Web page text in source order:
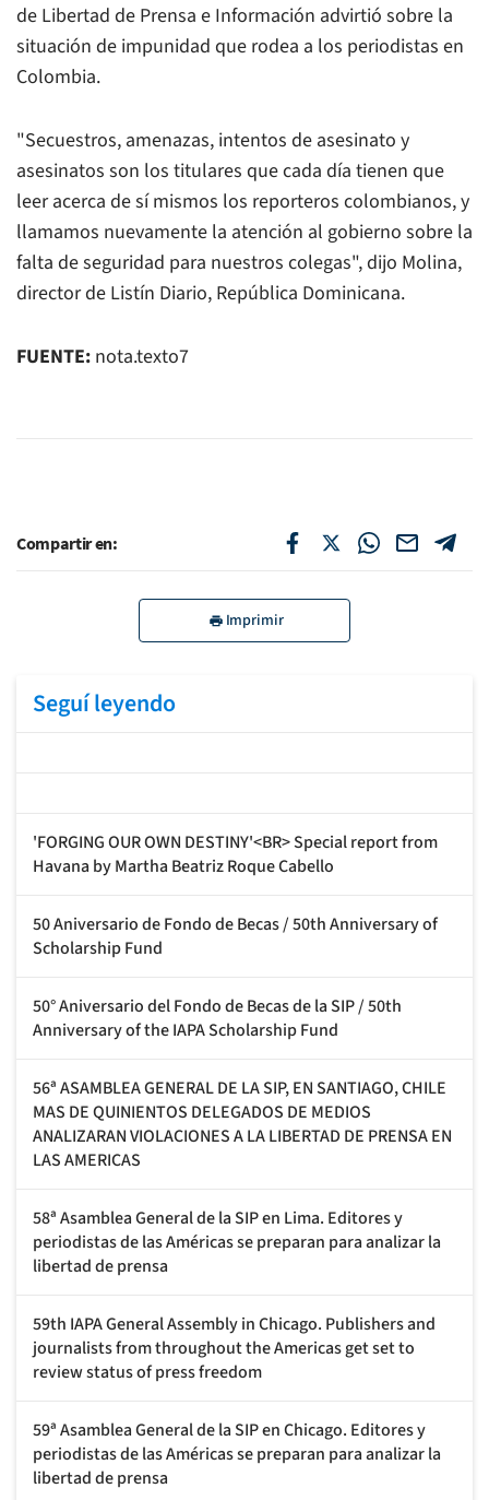
de Libertad de Prensa e Información advirtió sobre la
situación de impunidad que rodea a los periodistas en
Colombia.
"Secuestros, amenazas, intentos de asesinato y
asesinatos son los titulares que cada día tienen que
leer acerca de sí mismos los reporteros colombianos, y
llamamos nuevamente la atención al gobierno sobre la
falta de seguridad para nuestros colegas", dijo Molina,
director de Listín Diario, República Dominicana.
FUENTE: nota.texto7
Compartir en:
Imprimir
Seguí leyendo
'FORGING OUR OWN DESTINY'<BR> Special report from
Havana by Martha Beatriz Roque Cabello
50 Aniversario de Fondo de Becas / 50th Anniversary of
Scholarship Fund
50° Aniversario del Fondo de Becas de la SIP / 50th
Anniversary of the IAPA Scholarship Fund
56ª ASAMBLEA GENERAL DE LA SIP, EN SANTIAGO, CHILE
MAS DE QUINIENTOS DELEGADOS DE MEDIOS
ANALIZARAN VIOLACIONES A LA LIBERTAD DE PRENSA EN
LAS AMERICAS
58ª Asamblea General de la SIP en Lima. Editores y
periodistas de las Américas se preparan para analizar la
libertad de prensa
59th IAPA General Assembly in Chicago. Publishers and
journalists from throughout the Americas get set to
review status of press freedom
59ª Asamblea General de la SIP en Chicago. Editores y
periodistas de las Américas se preparan para analizar la
libertad de prensa